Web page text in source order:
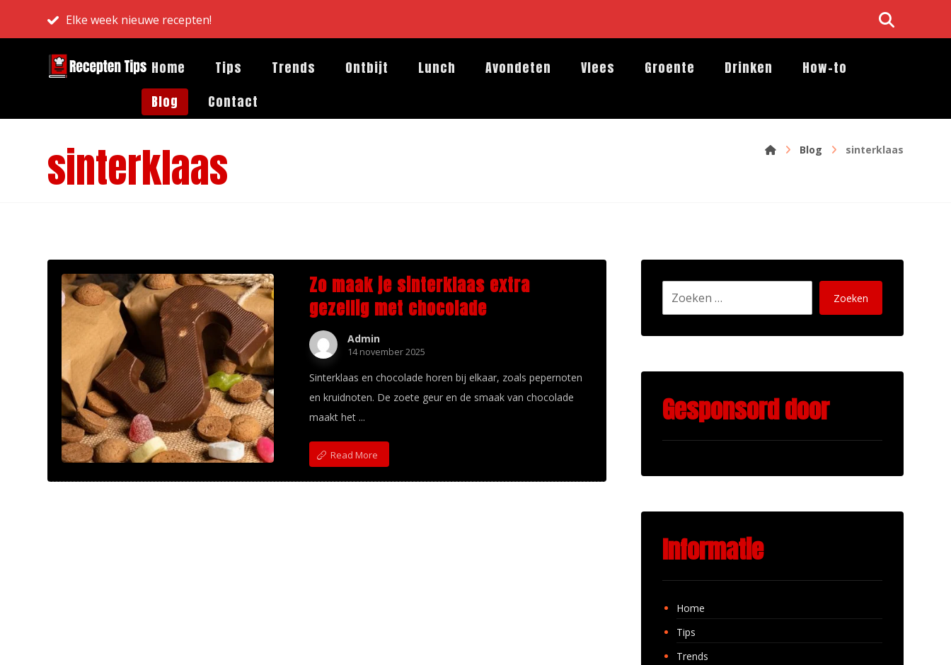
Elke week nieuwe recepten!
Home Tips Trends Ontbijt Lunch Avondeten Vlees Groente Drinken
How-to
Blog
Contact
sinterklaas Blog sinterklaas
Zo maak je sinterklaas extra
gezellig met chocolade
Admin
14 november 2025
Sinterklaas en chocolade horen bij elkaar, zoals pepernoten
en kruidnoten. De zoete geur en de smaak van chocolade
maakt het ...
Read More
Zoeken
Gesponsord door
Informatie
Home
Tips
Trends